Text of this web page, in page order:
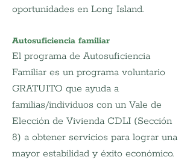
oportunidades en Long Island.
Autosuficiencia familiar
El programa de Autosuficiencia
Familiar es un programa voluntario
GRATUITO que ayuda a
familias/individuos con un Vale de
Elección de Vivienda CDLI (Sección
8) a obtener servicios para lograr una
mayor estabilidad y éxito económico.